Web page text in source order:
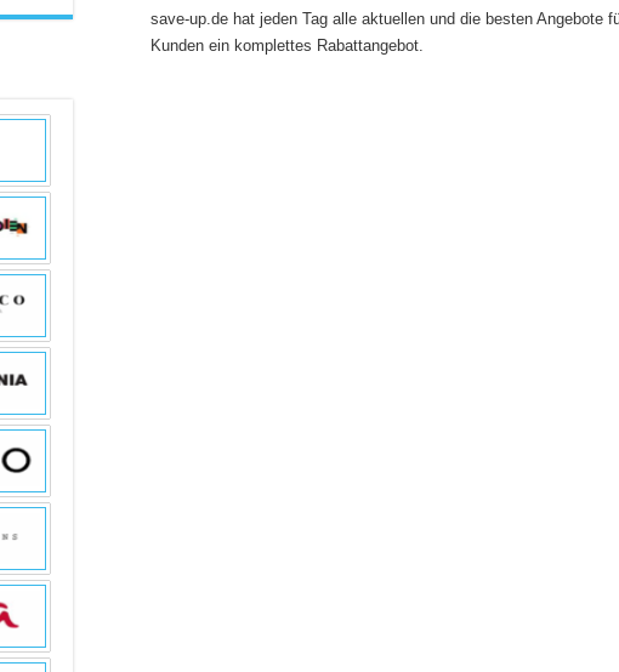
save-up.de hat jeden Tag alle aktuellen und die besten Angebote
Kunden ein komplettes Rabattangebot.